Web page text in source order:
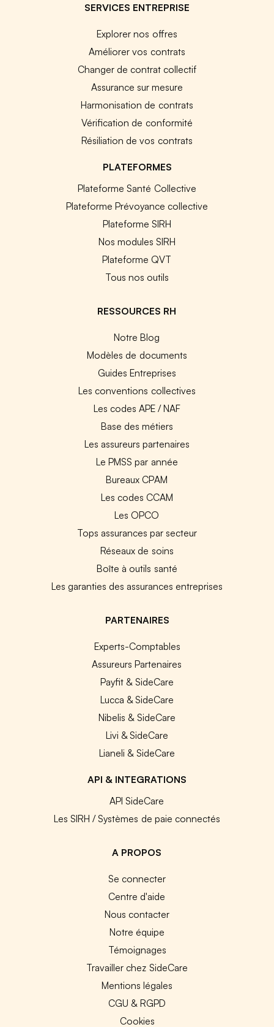
SERVICES ENTREPRISE
Explorer nos offres
Améliorer vos contrats
Changer de contrat collectif
Assurance sur mesure
Harmonisation de contrats
Vérification de conformité
Résiliation de vos contrats
PLATEFORMES
Plateforme Santé Collective
Plateforme Prévoyance collective
Plateforme SIRH
Nos modules SIRH
Plateforme QVT
Tous nos outils
RESSOURCES RH
Notre Blog
Modèles de documents
Guides Entreprises
Les conventions collectives
Les codes APE / NAF
Base des métiers
Les assureurs partenaires
Le PMSS par année
Bureaux CPAM
Les codes CCAM
Les OPCO
Tops assurances par secteur
Réseaux de soins
Boîte à outils santé
Les garanties des assurances entreprises
PARTENAIRES
Experts-Comptables
Assureurs Partenaires
Payfit & SideCare
Lucca & SideCare
Nibelis & SideCare
Livi & SideCare
Lianeli & SideCare
API & INTEGRATIONS
API SideCare
Les SIRH / Systèmes de paie connectés
A PROPOS
Se connecter
Centre d'aide
Nous contacter
Notre équipe
Témoignages
Travailler chez SideCare
Mentions légales
CGU & RGPD
Cookies